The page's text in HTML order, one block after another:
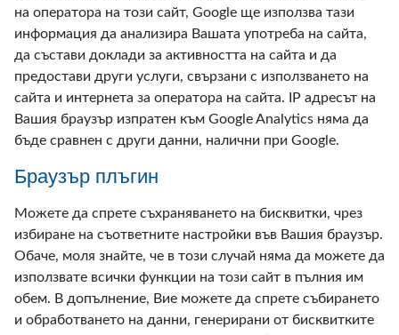
на оператора на този сайт, Google ще използва тази
информация да анализира Вашата употреба на сайта,
да състави доклади за активността на сайта и да
предостави други услуги, свързани с използването на
сайта и интернета за оператора на сайта. IP адресът на
Вашия браузър изпратен към Google Analytics няма да
бъде сравнен с други данни, налични при Google.
Браузър плъгин
Можете да спрете съхраняването на бисквитки, чрез
избиране на съответните настройки във Вашия браузър.
Обаче, моля знайте, че в този случай няма да можете да
използвате всички функции на този сайт в пълния им
обем. В допълнение, Вие можете да спрете събирането
и обработването на данни, генерирани от бисквитките